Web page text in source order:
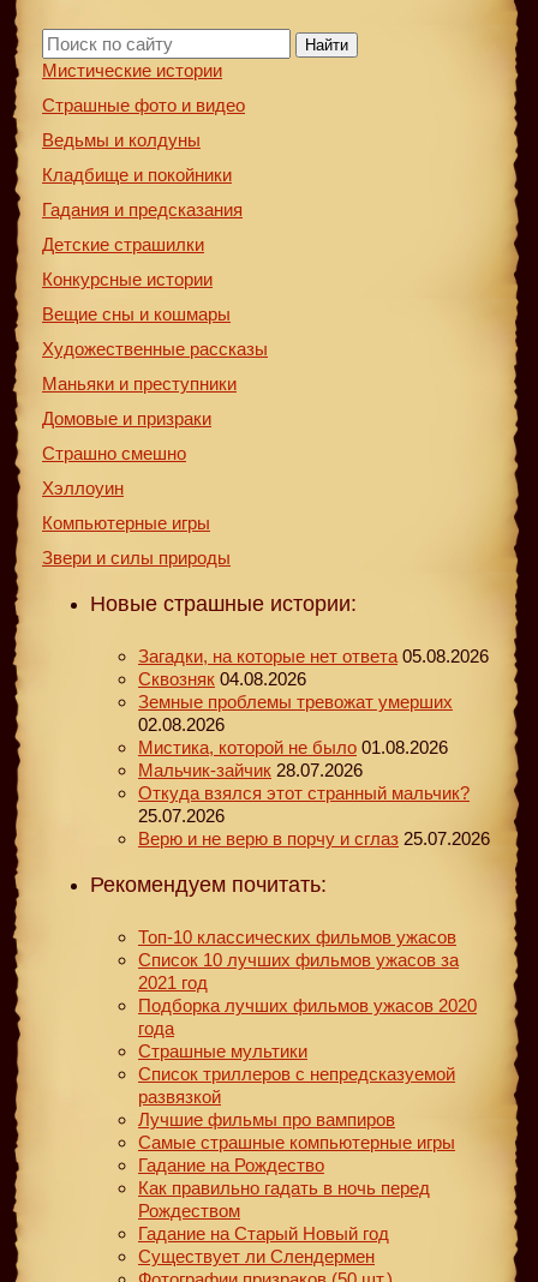
Найти
Мистические истории
Страшные фото и видео
Ведьмы и колдуны
Кладбище и покойники
Гадания и предсказания
Детские страшилки
Конкурсные истории
Вещие сны и кошмары
Художественные рассказы
Маньяки и преступники
Домовые и призраки
Страшно смешно
Хэллоуин
Компьютерные игры
Звери и силы природы
Новые страшные истории:
Загадки, на которые нет ответа 05.08.2026
Сквозняк 04.08.2026
Земные проблемы тревожат умерших
02.08.2026
Мистика, которой не было 01.08.2026
Мальчик-зайчик 28.07.2026
Откуда взялся этот странный мальчик?
25.07.2026
Верю и не верю в порчу и сглаз 25.07.2026
Рекомендуем почитать:
Топ-10 классических фильмов ужасов
Список 10 лучших фильмов ужасов за
2021 год
Подборка лучших фильмов ужасов 2020
года
Страшные мультики
Список триллеров с непредсказуемой
развязкой
Лучшие фильмы про вампиров
Самые страшные компьютерные игры
Гадание на Рождество
Как правильно гадать в ночь перед
Рождеством
Гадание на Старый Новый год
Существует ли Слендермен